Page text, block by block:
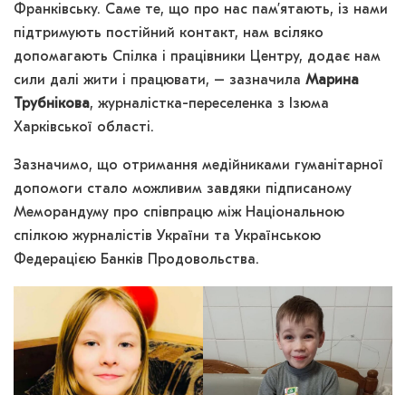
Франківську. Саме те, що про нас пам’ятають, із нами
підтримують постійний контакт, нам всіляко
допомагають Спілка і працівники Центру, додає нам
сили далі жити і працювати, – зазначила Марина
Трубнікова, журналістка-переселенка з Ізюма
Харківської області.
Зазначимо, що отримання медійниками гуманітарної
допомоги стало можливим завдяки підписаному
Меморандуму про співпрацю між Національною
спілкою журналістів України та Українською
Федерацією Банків Продовольства.